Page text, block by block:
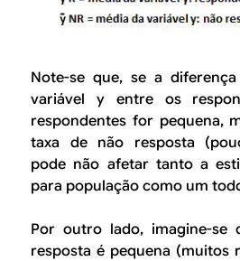
Note-se que, se a
variável y entre os
respondentes for pequena,
taxa de não resposta
pode não afetar tanto a
para população como um
Por outro lado, imagine-se
resposta é pequena (muitos